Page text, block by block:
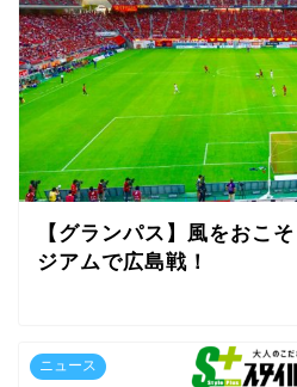
【グランパス】風をおこ
ジアムで広島戦！
ニュース